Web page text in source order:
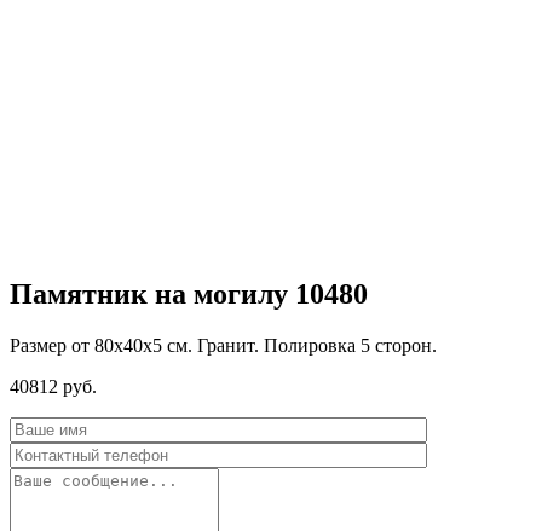
Памятник на могилу 10480
Размер от 80х40х5 см. Гранит. Полировка 5 сторон.
40812 руб.